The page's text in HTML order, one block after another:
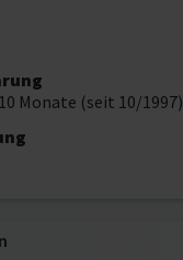
Monate (seit 10/1997)